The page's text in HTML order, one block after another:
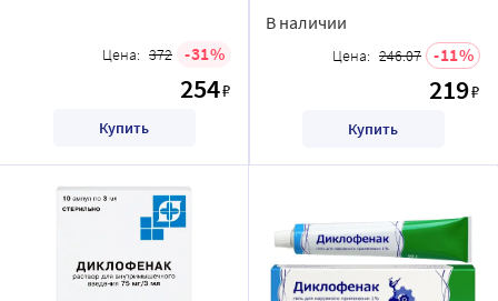
Цена: 372 31
254₽
Купить
В наличии
Цена: 246.07 11
219₽
Купить